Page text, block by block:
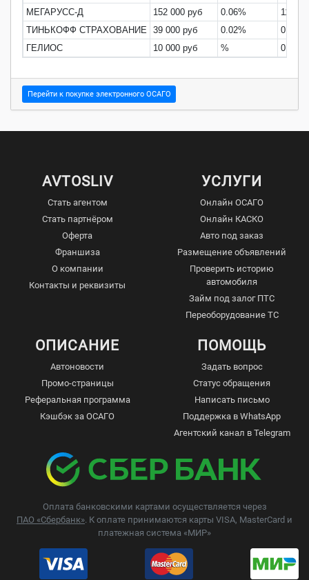
МЕГАРУСС-Д
152 000 руб 0.06%
ТИНЬКОФФ СТРАХОВАНИЕ
39 000 руб 0.02%
0.00%
ГЕЛИОС
10 000 руб % 0.00%
Перейти к покупке электронного ОСАГО
AVTOSLIV
Стать агентом
Стать партнёром
Оферта
Франшиза
О компании
Контакты и реквизиты
УСЛУГИ
Онлайн ОСАГО
Онлайн КАСКО
Авто под заказ
Размещение объявлений
Проверить историю
автомобиля
Займ под залог ПТС
Переоборудование ТС
ОПИСАНИЕ
Автоновости
Промо-страницы
Реферальная программа
Кэшбэк за ОСАГО
ПОМОЩЬ
Задать вопрос
Статус обращения
Написать письмо
Поддержка в WhatsApp
Агентский канал в Telegram
Оплата банковскими картами осуществляется через
ПАО «Сбербанк». К оплате принимаются карты VISA, MasterCard и
платежная система «МИР»